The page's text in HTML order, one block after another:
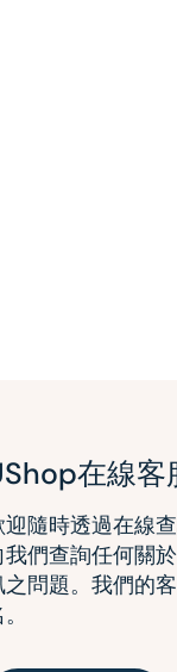
在線客
迎隨時透過在線
我們查詢任何關
之問題。我們的